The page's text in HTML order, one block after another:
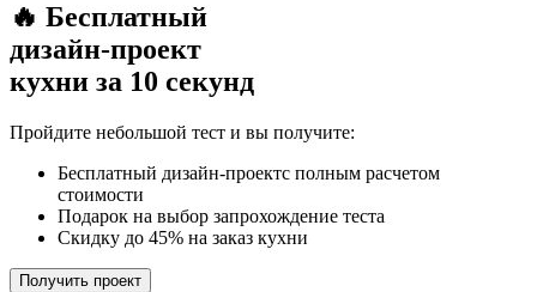
🔥 Бесплатный
дизайн-проект
кухни за 10 секунд
Пройдите небольшой тест и вы получите:
Бесплатный дизайн-проектс полным расчетом
стоимости
Подарок на выбор запрохождение теста
Скидку до 45% на заказ кухни
Получить проект